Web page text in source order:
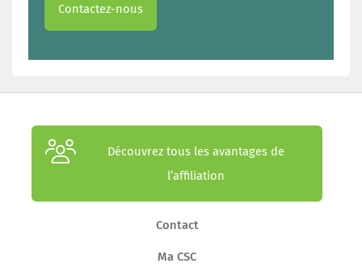
Contactez-nous
Découvrez tous les avantages de
l’affiliation
Contact
Ma CSC